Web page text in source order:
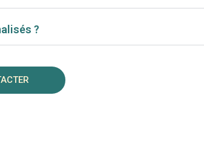
?